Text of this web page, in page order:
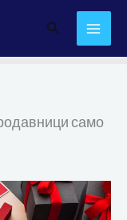
Search
само